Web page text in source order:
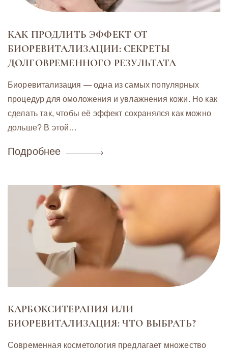
КАК ПРОДЛИТЬ ЭФФЕКТ ОТ
БИОРЕВИТАЛИЗАЦИИ: СЕКРЕТЫ
ДОЛГОВРЕМЕННОГО РЕЗУЛЬТАТА
Биоревитализация — одна из самых популярных
процедур для омоложения и увлажнения кожи. Но как
сделать так, чтобы её эффект сохранялся как можно
дольше? В этой…
Подробнее
КАРБОКСИТЕРАПИЯ ИЛИ
БИОРЕВИТАЛИЗАЦИЯ: ЧТО ВЫБРАТЬ?
Современная косметология предлагает множество